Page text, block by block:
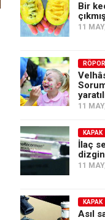
Bir
11
11
KAPAK
İlaç
11
KAPAK
Asıl